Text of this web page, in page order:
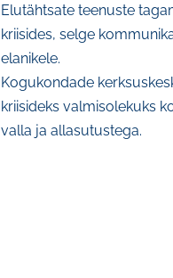
Elutähtsate teenuste
kriisides, selge
elanikele.
Kogukondade
kriisideks valmisolekuks
valla ja allasutustega.